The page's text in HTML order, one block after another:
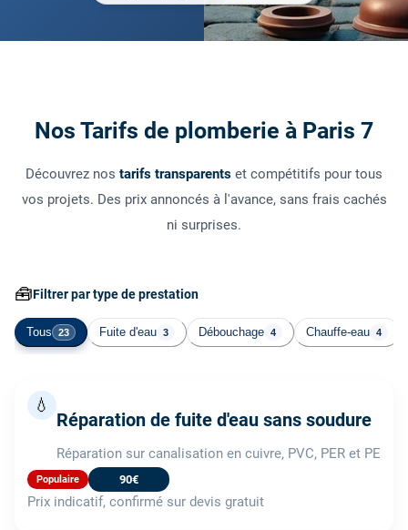
Nos Tarifs de plomberie à Paris 7
Découvrez nos tarifs transparents et compétitifs pour tous
vos projets. Des prix annoncés à l'avance, sans frais cachés
ni surprises.
🧰Filtrer par type de prestation
Tous 23 Fuite d'eau 3 Débouchage 4 Chauffe-eau 4
💧
Réparation de fuite d'eau sans soudure
Réparation sur canalisation en cuivre, PVC, PER et PE
Populaire 90€
Prix indicatif, confirmé sur devis gratuit